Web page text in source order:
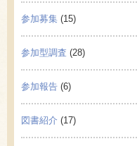
参加募集 (15)
参加型調査 (28)
参加報告 (6)
図書紹介 (17)